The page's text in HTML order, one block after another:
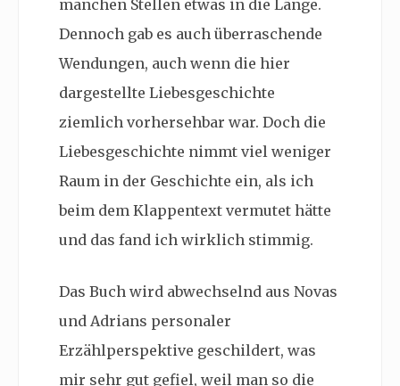
manchen Stellen etwas in die Länge.
Dennoch gab es auch überraschende
Wendungen, auch wenn die hier
dargestellte Liebesgeschichte
ziemlich vorhersehbar war. Doch die
Liebesgeschichte nimmt viel weniger
Raum in der Geschichte ein, als ich
beim dem Klappentext vermutet hätte
und das fand ich wirklich stimmig.
Das Buch wird abwechselnd aus Novas
und Adrians personaler
Erzählperspektive geschildert, was
mir sehr gut gefiel, weil man so die